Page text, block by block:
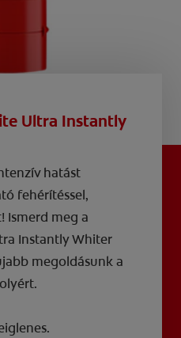
Ultra Instantly
hatást
fehérítéssel,
Ismerd meg a
Instantly Whiter
megoldásunk a